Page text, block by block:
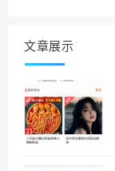
文章展示